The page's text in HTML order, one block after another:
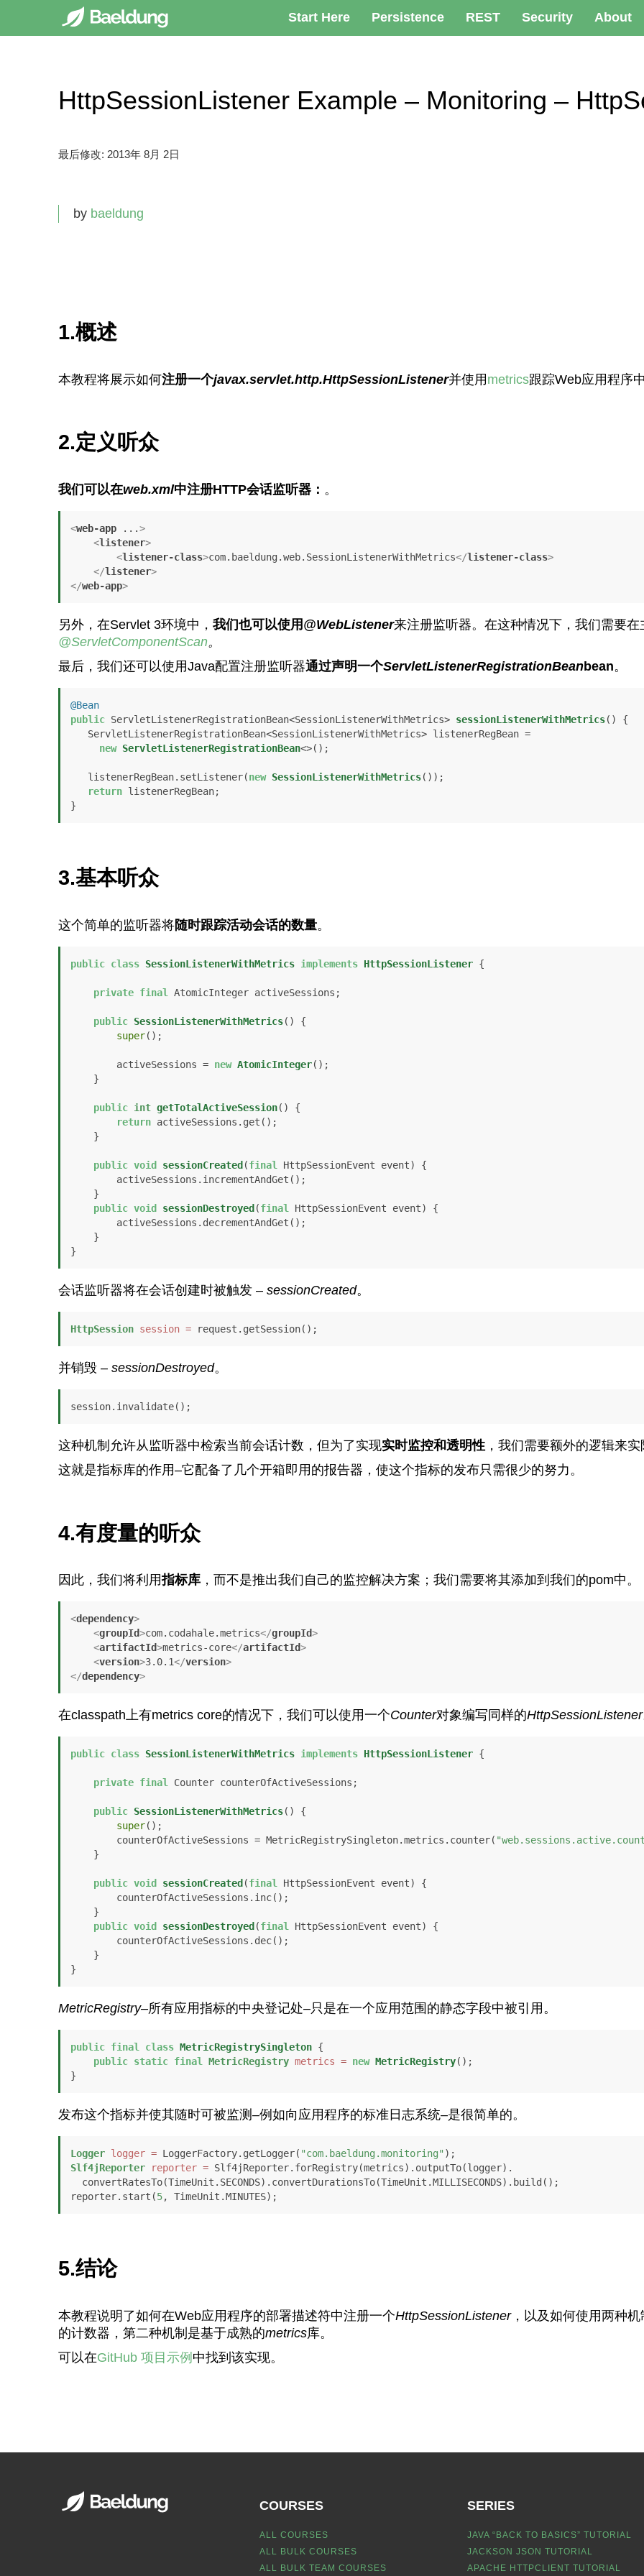
Start Here Persistence REST Security About
HttpSessionListener Example – Monitoring –
最后修改: 2013年 8月 2日
by baeldung
1.概述
本教程将展示如何注册一个javax.servlet.http.HttpSessionListener并使用 metrics跟踪Web应用程序
2.定义听众
我们可以在web.xml中注册HTTP会话监听器： 。
<web-app ...>
<listener>
<listener-class>com.baeldung.web.SessionListenerWithMetrics</listener-class>
</listener>
</web-app>
另外，在Servlet 3环境中， 我们也可以使用 @WebListener来注册监听器。在这种情况下，我们需要在
@ServletComponentScan。
最后，我们还可以使用Java配置注册监听器通过声明一个ServletListenerRegistrationBeanbean。
@Bean
public ServletListenerRegistrationBean<SessionListenerWithMetrics> sessionListenerWithMetrics()
{
new ServletListenerRegistrationBean<>();
   listenerRegBean.setListener(
new SessionListenerWithMetrics());
return listenerRegBean;
}
3.基本听众
这个简单的监听器将随时跟踪活动会话的数量。
public class SessionListenerWithMetrics implements HttpSessionListener {
private final AtomicInteger activeSessions;
public SessionListenerWithMetrics()
{
super();
        activeSessions =
new AtomicInteger();
public int getTotalActiveSession()
{
return activeSessions.get();
public void sessionCreated (final HttpSessionEvent event)
{
public void sessionDestroyed (final HttpSessionEvent event)
{
}
会话监听器将在会话创建时被触发 – sessionCreated。
HttpSession session = request.getSession();
并销毁 – sessionDestroyed。
session.invalidate();
这种机制允许从监听器中检索当前会话计数，但为了实现实时监控和透明性，我们需要额外的逻辑来实
这就是指标库的作用–它配备了几个开箱即用的报告器，使这个指标的发布只需很少的努力。
4.有度量的听众
因此，我们将利用指标库，而不是推出我们自己的监控解决方案；我们需要将其添加到我们的pom中。
<dependency>
<groupId>com.codahale.metrics</groupId>
<artifactId>metrics-core</artifactId>
<version>3.0.1</version>
</dependency>
在classpath上有metrics core的情况下，我们可以使用一个Counter对象编写同样的HttpSessionListener
public class SessionListenerWithMetrics implements HttpSessionListener {
private final Counter counterOfActiveSessions;
public SessionListenerWithMetrics()
{
super();
        counterOfActiveSessions = MetricRegistrySingleton.metrics.counter(
public void sessionCreated (final HttpSessionEvent event)
{
public void sessionDestroyed (final HttpSessionEvent event)
{
}
MetricRegistry–所有应用指标的中央登记处–只是在一个应用范围的静态字段中被引用。
public final class MetricRegistrySingleton {
public static final MetricRegistry metrics = new MetricRegistry();
}
发布这个指标并使其随时可被监测–例如向应用程序的标准日志系统–是很简单的。
Logger logger = LoggerFactory.getLogger( "com.baeldung.monitoring"
Slf4jReporter
reporter = Slf4jReporter.forRegistry(metrics).outputTo(logger).
reporter.start(5, TimeUnit.MINUTES);
5.结论
本教程说明了如何在Web应用程序的部署描述符中注册一个HttpSessionListener，以及如何使用两种
的计数器，第二种机制是基于成熟的metrics库。
可以在GitHub 项目示例 中找到该实现。
COURSES
ALL COURSES
ALL BULK COURSES
ALL BULK TEAM COURSES
SERIES
JAVA “BACK TO BASICS” TUTORIAL
JACKSON JSON TUTORIAL
APACHE HTTPCLIENT TUTORIAL